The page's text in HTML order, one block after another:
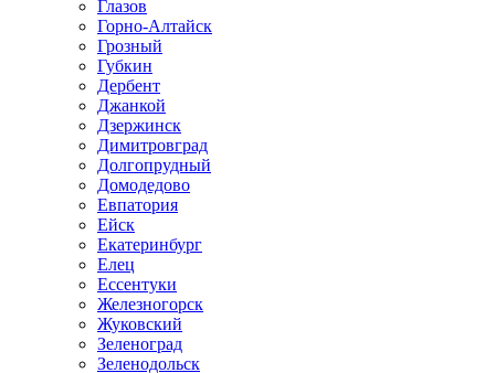
Глазов
Горно-Алтайск
Грозный
Губкин
Дербент
Джанкой
Дзержинск
Димитровград
Долгопрудный
Домодедово
Евпатория
Ейск
Екатеринбург
Елец
Ессентуки
Железногорск
Жуковский
Зеленоград
Зеленодольск